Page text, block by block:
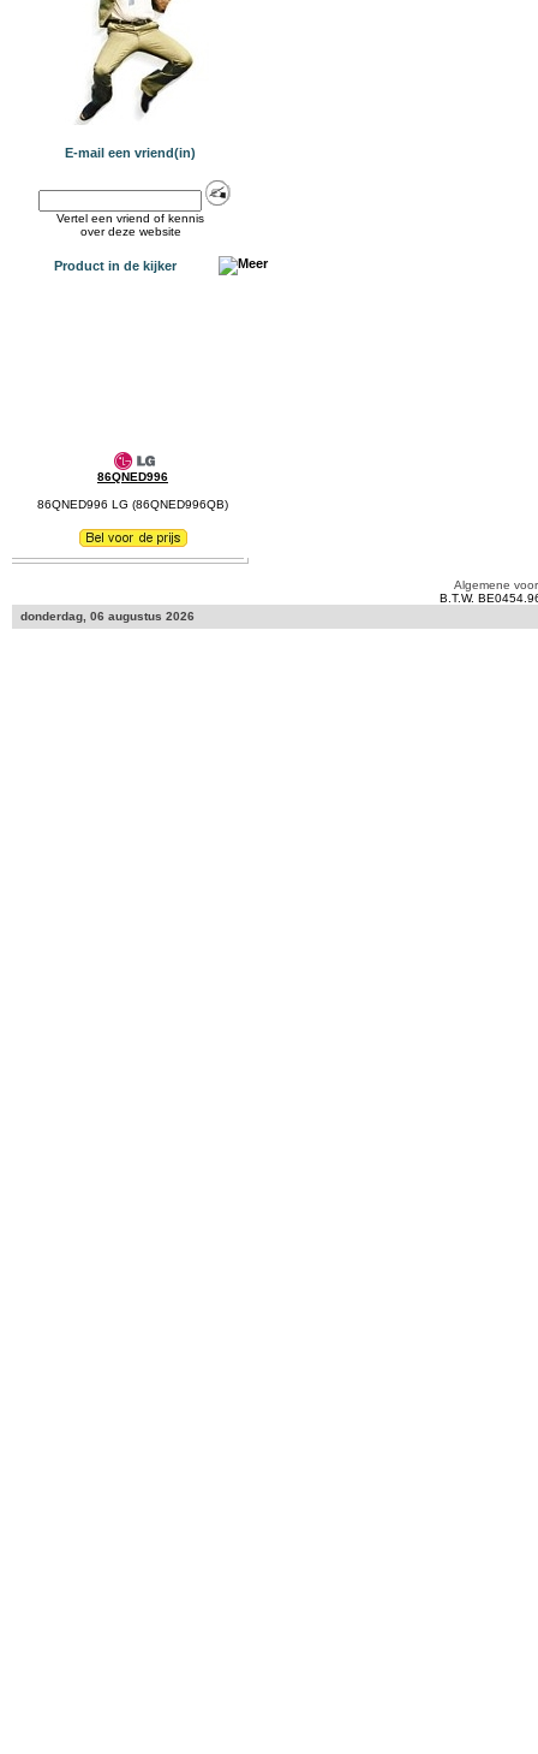
E-mail een vriend(in)
Vertel een vriend of kennis
over deze website
Product in de kijker
86QNED996
86QNED996 LG (86QNED996QB)
Algemene
B.T.W.
donderdag, 06 augustus 2026